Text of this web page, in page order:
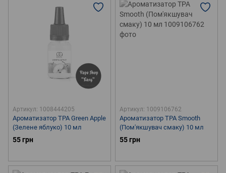
Артикул: 1008444205
Ароматизатор TPA Green Apple
(Зелене яблуко) 10 мл
55 грн
Артикул: 1009106762
Ароматизатор TPA Smooth
(Пом'якшувач смаку) 10 мл
55 грн